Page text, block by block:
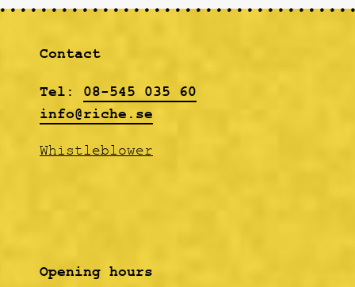
about The Hives).
Opening hours
Contact
Tel: 08-545 035 60
info@riche.se
Whistleblower